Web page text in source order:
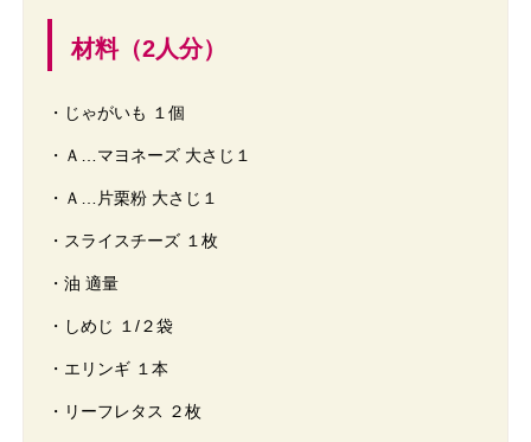
材料（2人分）
・じゃがいも １個
・Ａ…マヨネーズ 大さじ１
・Ａ…片栗粉 大さじ１
・スライスチーズ １枚
・油 適量
・しめじ １/２袋
・エリンギ １本
・リーフレタス ２枚